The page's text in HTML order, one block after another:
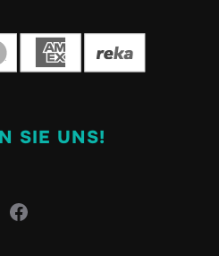
SIE UNS!
Facebook